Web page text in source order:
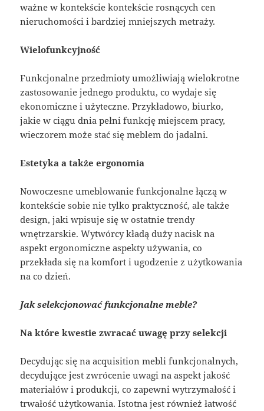
ważne w kontekście kontekście rosnących cen
nieruchomości i bardziej mniejszych metraży.
Wielofunkcyjność
Funkcjonalne przedmioty umożliwiają wielokrotne
zastosowanie jednego produktu, co wydaje się
ekonomiczne i użyteczne. Przykładowo, biurko,
jakie w ciągu dnia pełni funkcję miejscem pracy,
wieczorem może stać się meblem do jadalni.
Estetyka a także ergonomia
Nowoczesne umeblowanie funkcjonalne łączą w
kontekście sobie nie tylko praktyczność, ale także
design, jaki wpisuje się w ostatnie trendy
wnętrzarskie. Wytwórcy kładą duży nacisk na
aspekt ergonomiczne aspekty używania, co
przekłada się na komfort i ugodzenie z użytkowania
na co dzień.
Jak selekcjonować funkcjonalne meble?
Na które kwestie zwracać uwagę przy selekcji
Decydując się na acquisition mebli funkcjonalnych,
decydujące jest zwrócenie uwagi na aspekt jakość
materiałów i produkcji, co zapewni wytrzymałość i
trwałość użytkowania. Istotna jest również łatwość